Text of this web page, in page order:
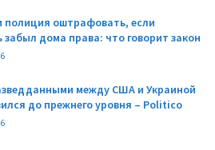
полиция оштрафовать, если
забыл дома права: что говорит закон
между США и Украиной
до прежнего уровня – Politico